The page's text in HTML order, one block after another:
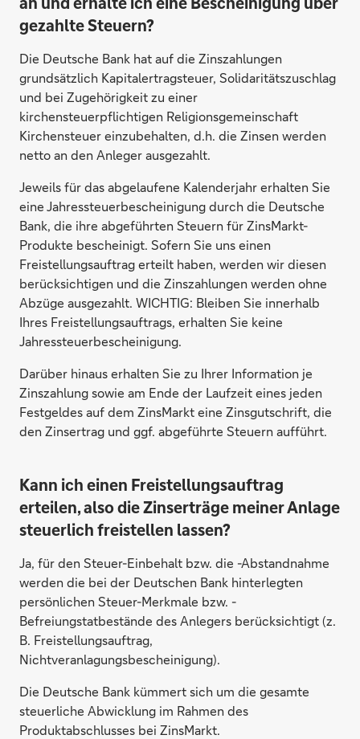
Crédit Agricole Savings, Frankreich
Creditplus Bank, Deutschland
Münchener Hypothekenbank eG,
Deutschland
gezahlte Steuern?
Die Deutsche Bank hat auf die Zinszahlungen
grundsätzlich Kapitalertragsteuer, Solidaritätszuschlag
und bei Zugehörigkeit zu einer
kirchensteuerpflichtigen Religionsgemeinschaft
Kirchensteuer einzubehalten, d.h. die Zinsen werden
netto an den Anleger ausgezahlt.
Jeweils für das abgelaufene Kalenderjahr erhalten Sie
eine Jahressteuerbescheinigung durch die Deutsche
Bank, die ihre abgeführten Steuern für ZinsMarkt-
Produkte bescheinigt. Sofern Sie uns einen
Freistellungsauftrag erteilt haben, werden wir diesen
berücksichtigen und die Zinszahlungen werden ohne
Abzüge ausgezahlt. WICHTIG: Bleiben Sie innerhalb
Ihres Freistellungsauftrags, erhalten Sie keine
Jahressteuerbescheinigung.
Darüber hinaus erhalten Sie zu Ihrer Information je
Zinszahlung sowie am Ende der Laufzeit eines jeden
Festgeldes auf dem ZinsMarkt eine Zinsgutschrift, die
den Zinsertrag und ggf. abgeführte Steuern aufführt.
Kann ich einen Freistellungsauftrag
erteilen, also die Zinserträge meiner Anlage
steuerlich freistellen lassen?
Ja, für den Steuer-Einbehalt bzw. die -Abstandnahme
werden die bei der Deutschen Bank hinterlegten
persönlichen Steuer-Merkmale bzw. -
Befreiungstatbestände des Anlegers berücksichtigt (z.
B. Freistellungsauftrag,
Nichtveranlagungsbescheinigung).
Die Deutsche Bank kümmert sich um die gesamte
steuerliche Abwicklung im Rahmen des
Produktabschlusses bei ZinsMarkt.